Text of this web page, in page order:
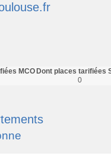
MCO Dont places tarifiées
0